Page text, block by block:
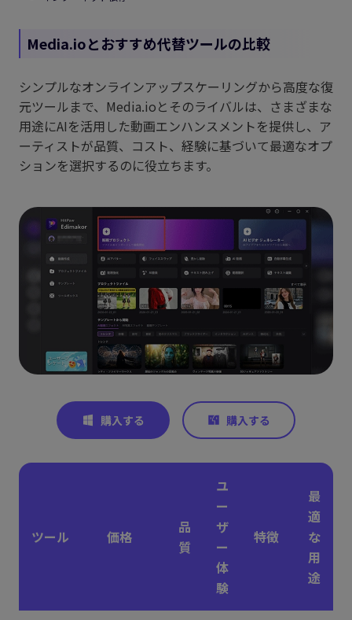
Media.ioとおすすめ代替ツールの比較
シンプルなオンラインアップスケーリングから高度な復
元ツールまで、Media.ioとそのライバルは、さまざまな
用途にAIを活用した動画エンハンスメントを提供し、ア
ーティストが品質、コスト、経験に基づいて最適なオプ
ションを選択するのに役立ちます。
ツール 価格
品
質
ユ
ー
ザ
ー
体
験
特徴
最
適
な
用
途